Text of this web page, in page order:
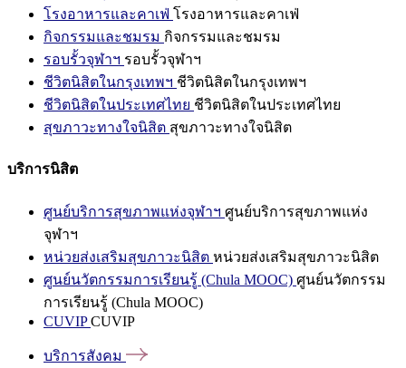
โรงอาหารและคาเฟ่ โรงอาหารและคาเฟ่
กิจกรรมและชมรม กิจกรรมและชมรม
รอบรั้วจุฬาฯ รอบรั้วจุฬาฯ
ชีวิตนิสิตในกรุงเทพฯ ชีวิตนิสิตในกรุงเทพฯ
ชีวิตนิสิตในประเทศไทย ชีวิตนิสิตในประเทศไทย
สุขภาวะทางใจนิสิต สุขภาวะทางใจนิสิต
บริการนิสิต
ศูนย์บริการสุขภาพแห่งจุฬาฯ ศูนย์บริการสุขภาพแห่ง
จุฬาฯ
หน่วยส่งเสริมสุขภาวะนิสิต หน่วยส่งเสริมสุขภาวะนิสิต
ศูนย์นวัตกรรมการเรียนรู้ (Chula MOOC) ศูนย์นวัตกรรม
การเรียนรู้ (Chula MOOC)
CUVIPCUVIP
บริการสังคม